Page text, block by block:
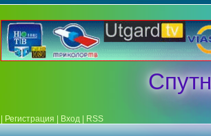
Регистрация Вход RSS